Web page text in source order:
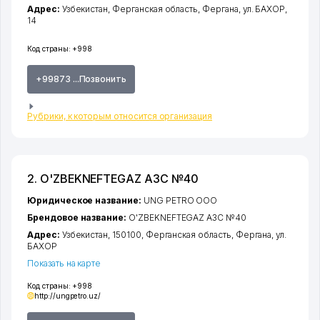
Код страны: +998
+99873 ...Позвонить
Рубрики, к которым относится организация
Адрес: Узбекистан, Ферганская область, Фергана, ул. БАХОР,
14
2. O'ZBEKNEFTEGAZ АЗС №40
Код страны: +998
http://ungpetro.uz/
Юридическое название: UNG PETRO ООО
Брендовое название: O'ZBEKNEFTEGAZ АЗС №40
Адрес: Узбекистан, 150100, Ферганская область, Фергана,ул.
БАХОР
Показать на карте